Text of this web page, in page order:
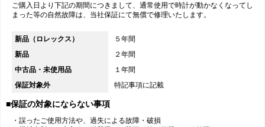
ご購入日より下記の期間につきまして、通常使用で時計が動かなくなってし
まった等の自然故障は、当社保証にて無償で修理いたします。
新品（ロレックス）
５年間
新品
２年間
中古品・未使用品
１年間
保証対象外
特記事項に記載
■保証の対象にならない事項
・誤ったご使用方法や、過失による故障・破損